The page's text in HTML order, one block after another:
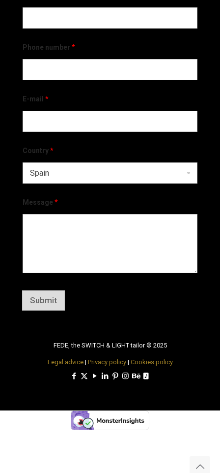
Phone number *
E-mail *
Country*
Message *
Submit
FEDE, the SWITCH & LIGHT tailor © 2025
Legal advice| Privacy policy| Cookies policy